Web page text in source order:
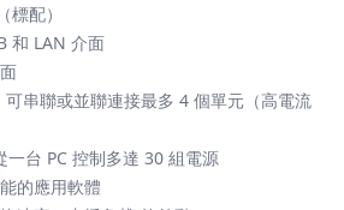
標配）
和 LAN 介面
串聯或並聯連接最多 4 個單元（高電流
一台 PC 控制多達 30 組電源
的應用軟體